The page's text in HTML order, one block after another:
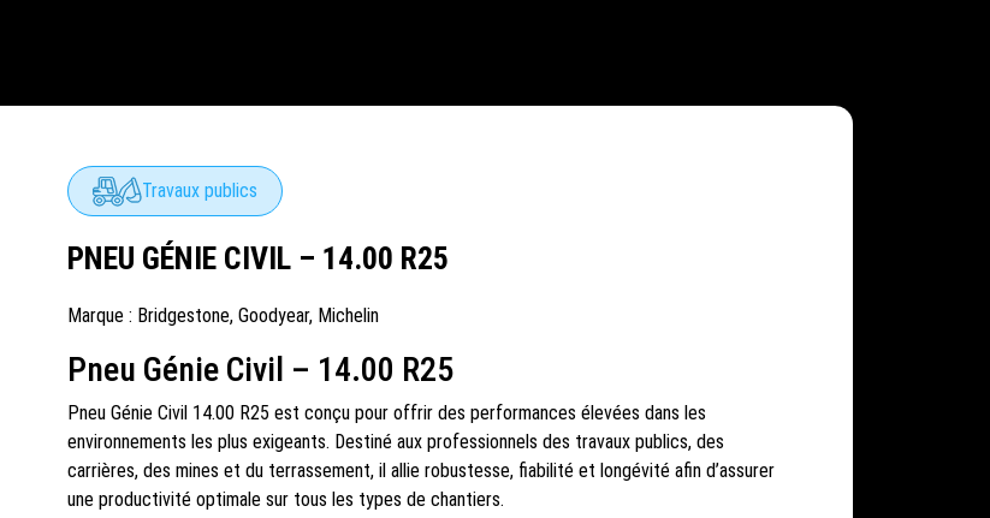
Travaux publics
PNEU GÉNIE CIVIL – 14.00 R25
Marque : Bridgestone,Goodyear, Michelin
Pneu Génie Civil – 14.00 R25
Pneu Génie Civil 14.00 R25 est conçu pour offrir des performances élevées dans les
environnements les plus exigeants. Destiné aux professionnels des travaux publics, des
carrières, des mines et du terrassement, il allie robustesse, fiabilité et longévité afin d’assurer
une productivité optimale sur tous les types de chantiers.